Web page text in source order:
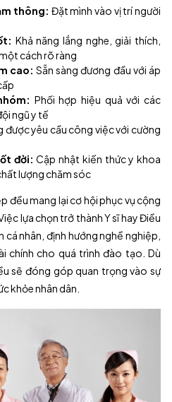
thông: Đặt mình vào vị trí người
Khả năng lắng nghe, giải thích,
cách rõ ràng
cao: Sẵn sàng đương đầu với áp
Phối hợp hiệu quả với các
ngũ y tế
được yêu cầu công việc với cường
đời: Cập nhật kiến thức y khoa
lượng chăm sóc
đều mang lại cơ hội phục vụ cộng
lựa chọn trở thành Y sĩ hay Điều
nhân, định hướng nghề nghiệp,
chính cho quá trình đào tạo. Dù
sẽ đóng góp quan trọng vào sự
khỏe nhân dân.